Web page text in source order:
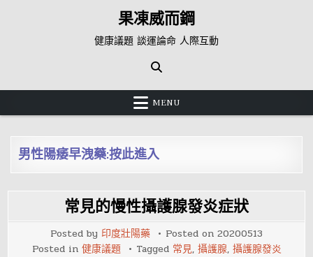
果凍威而鋼
健康議題 談運論命 人際互動
MENU
男性陽痿早洩藥:按此進入
常見的慢性攝護腺發炎症狀
Posted by 印度壯陽藥 Posted on 20200513
Posted in 健康議題 Tagged 常見, 攝護腺, 攝護腺發炎